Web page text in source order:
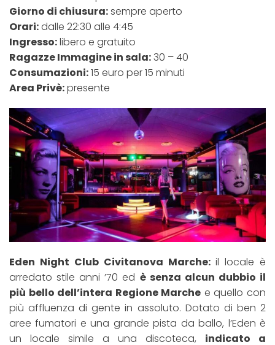
Giorno di chiusura:sempre aperto
Orari:dalle 22:30 alle 4:45
Ingresso:libero e gratuito
Ragazze Immagine in sala:30 – 40
Consumazioni:15 euro per 15 minuti
Area Privè:presente
Eden Night Club Civitanova Marche: il locale è
arredato stile anni ’70 ed è senza alcun dubbio il
più bello dell’intera Regione Marche e quello con
più affluenza di gente in assoluto. Dotato di ben 2
aree fumatori e una grande pista da ballo, l’Eden è
un locale simile a una discoteca, indicato a